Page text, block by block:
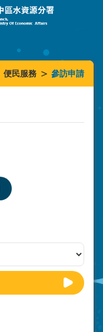
便民服務 參訪申請